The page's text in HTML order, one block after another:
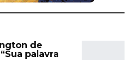
de
palavra